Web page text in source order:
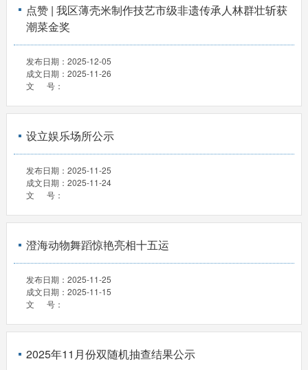
点赞 | 我区薄壳米制作技艺市级非遗传承人林群壮斩获
潮菜金奖
发布日期： 2025-12-05
成文日期： 2025-11-26
文 号：
设立娱乐场所公示
发布日期： 2025-11-25
成文日期： 2025-11-24
文 号：
澄海动物舞蹈惊艳亮相十五运
发布日期： 2025-11-25
成文日期： 2025-11-15
文 号：
2025年11月份双随机抽查结果公示